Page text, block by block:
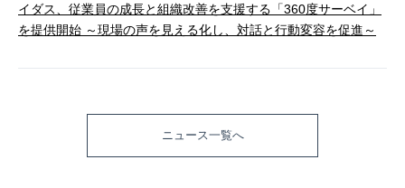
イダス、従業員の成長と組織改善を支援する「360度サーベイ」
を提供開始 ～現場の声を見える化し、対話と行動変容を促進～
ニュース一覧へ